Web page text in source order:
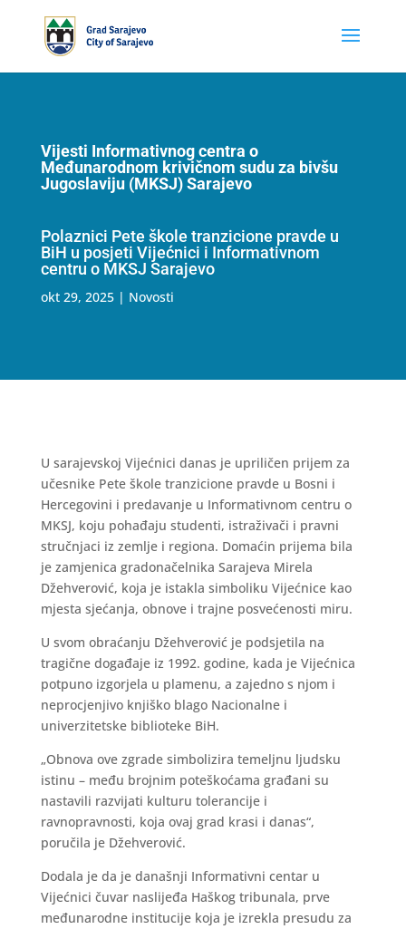
Vijesti Informativnog centra o
Međunarodnom krivičnom sudu za bivšu
Jugoslaviju (MKSJ) Sarajevo
Polaznici Pete škole tranzicione pravde u
BiH u posjeti Vijećnici i Informativnom
centru o MKSJ Sarajevo
okt 29, 2025| Novosti
U sarajevskoj Vijećnici danas je upriličen prijem za
učesnike Pete škole tranzicione pravde u Bosni i
Hercegovini i predavanje u Informativnom centru o
MKSJ, koju pohađaju studenti, istraživači i pravni
stručnjaci iz zemlje i regiona. Domaćin prijema bila
je zamjenica gradonačelnika Sarajeva Mirela
Džehverović, koja je istakla simboliku Vijećnice kao
mjesta sjećanja, obnove i trajne posvećenosti miru.
U svom obraćanju Džehverović je podsjetila na
tragične događaje iz 1992. godine, kada je Vijećnica
potpuno izgorjela u plamenu, a zajedno s njom i
neprocjenjivo knjiško blago Nacionalne i
univerzitetske biblioteke BiH.
„Obnova ove zgrade simbolizira temeljnu ljudsku
istinu – među brojnim poteškoćama građani su
nastavili razvijati kulturu tolerancije i
ravnopravnosti, koja ovaj grad krasi i danas“,
poručila je Džehverović.
Dodala je da je današnji Informativni centar u
Vijećnici čuvar naslijeđa Haškog tribunala, prve
međunarodne institucije koja je izrekla presudu za